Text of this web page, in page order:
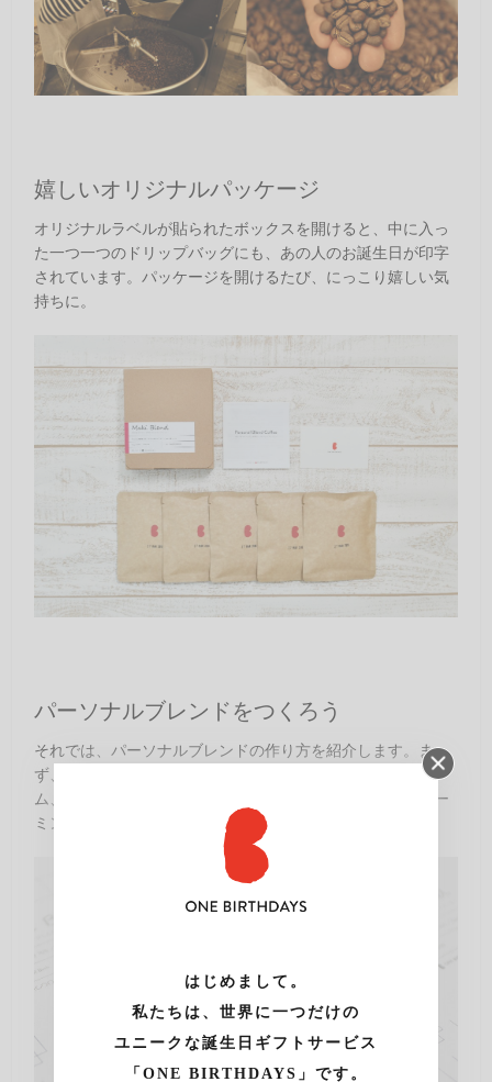
はじめまして。
私たちは、世界に一つだけの
ユニークな誕生日ギフトサービス
「ONE BIRTHDAYS」です。
嬉しいオリジナルパッケージ
オリジナルラベルが貼られたボックスを開けると、中に入っ
た一つ一つのドリップバッグにも、あの人のお誕生日が印字
されています。パッケージを開けるたび、にっこり嬉しい気
持ちに。
パーソナルブレンドをつくろう
それでは、パーソナルブレンドの作り方を紹介します。ま
ず、ブレンド名はどうしますか？ 相手の名前やニックネー
ム、会社名やチーム名、ブレンドのコンセプト名など、ネー
ミングはあなた次第。